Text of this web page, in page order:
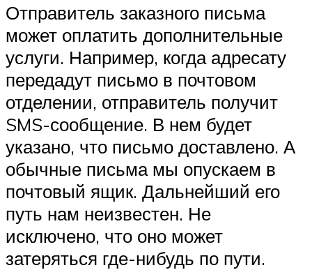
Отправитель заказного письма
может оплатить дополнительные
услуги. Например, когда адресату
передадут письмо в почтовом
отделении, отправитель получит
SMS-сообщение. В нем будет
указано, что письмо доставлено. А
обычные письма мы опускаем в
почтовый ящик. Дальнейший его
путь нам неизвестен. Не
исключено, что оно может
затеряться где-нибудь по пути.